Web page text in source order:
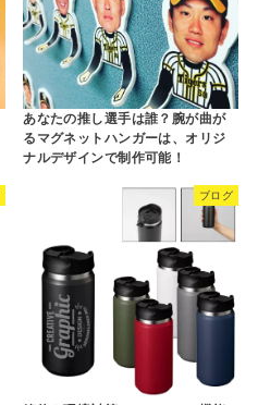
あなたの推し選手は誰？腕が曲が
るマグネットハンガーは、オリジ
ナルデザインで制作可能！
ブログ